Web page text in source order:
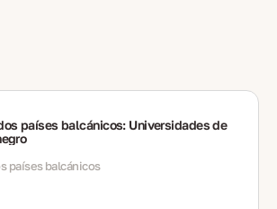
países balcánicos: Universidades de
países balcánicos